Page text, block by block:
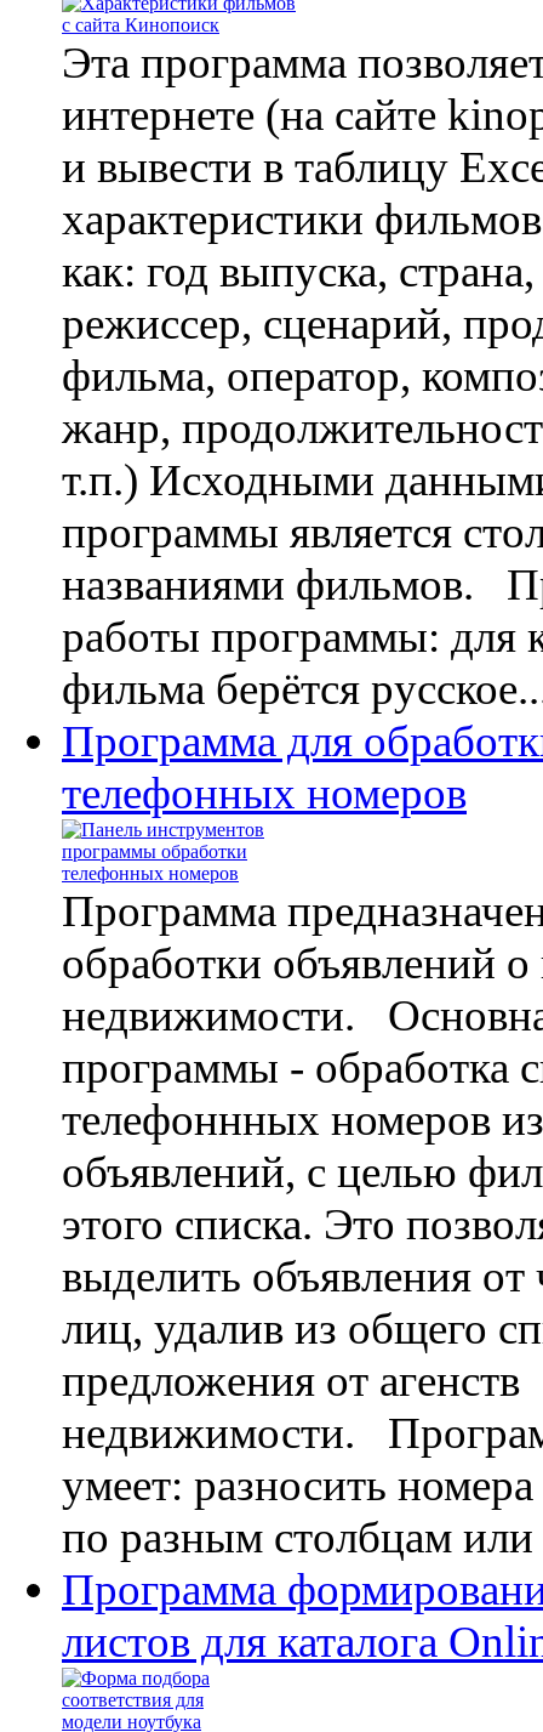
Эта программа
интернете (на сайте
и вывести в таблицу
характеристики
как: год выпуска,
режиссер, сценарий,
фильма, оператор,
жанр,
т.п.) Исходными
программы является
названиями фильмов.
работы программы: для
фильма берётся
Программа для
телефонных номеров
Программа
обработки объявлений
недвижимости.
программы - обработка
телефоннных номеров из
объявлений, с целью
этого списка. Это
выделить объявления от
лиц, удалив из общего
предложения от агенств
недвижимости.
умеет: разносить номера
по разным столбцам или
Программа
листов для каталога